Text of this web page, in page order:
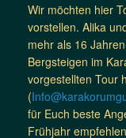
Wir möchten hier
vorstellen. Alika
mehr als 16
Bergsteigen im
vorgestellten Tour
(
für Euch beste
Frühjahr